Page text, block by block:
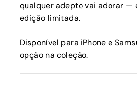
qualquer adepto vai adorar —
edição limitada.
Disponível para iPhone e
opção na coleção.